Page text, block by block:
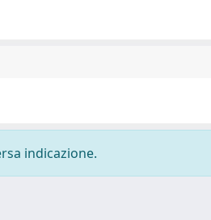
indicazione.